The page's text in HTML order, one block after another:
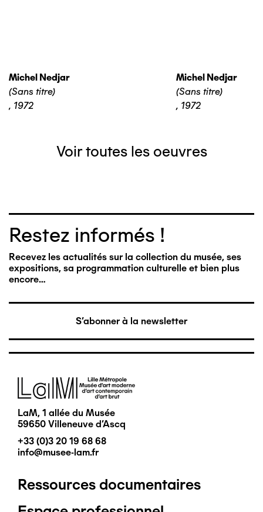
Michel Nedjar
(Sans titre)
, 1972
Michel Nedjar
(Sans titre)
, 1972
Voir toutes les oeuvres
Restez informés !
Recevez les actualités sur la collection du musée, ses
expositions, sa programmation culturelle et bien plus
encore…
S'abonner à la newsletter
Image
LaM, 1 allée du Musée
59650 Villeneuve d'Ascq
+33 (0)3 20 19 68 68
info@musee-lam.fr
Pied
Ressources documentaires